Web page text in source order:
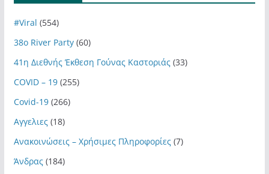
#Viral (554)
38ο River Party(60)
41η Διεθνής Έκθεση Γούνας Καστοριάς(33)
COVID – 19(255)
Covid-19(266)
Αγγελιες(18)
Ανακοινώσεις – Χρήσιμες Πληροφορίες(7)
Άνδρας(184)